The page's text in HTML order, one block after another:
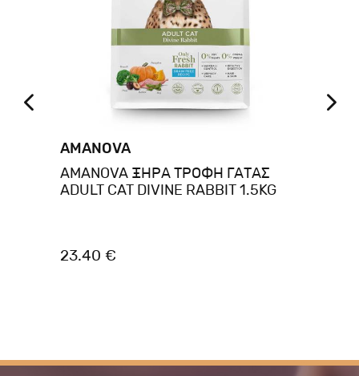
AMANOVA
AMANOVA ΞΗΡΑ ΤΡΟΦΗ ΓΑΤΑΣ
ADULT CAT DIVINE RABBIT 1.5KG
23.40 €